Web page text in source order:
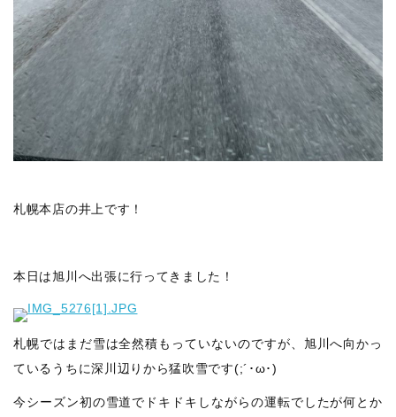
札幌本店の井上です！
本日は旭川へ出張に行ってきました！
札幌ではまだ雪は全然積もっていないのですが、旭川へ向かっ
ているうちに深川辺りから猛吹雪です(;´･ω･)
今シーズン初の雪道でドキドキしながらの運転でしたが何とか